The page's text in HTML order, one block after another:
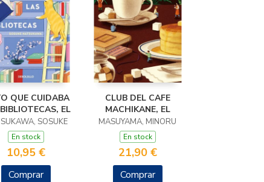
QUE CUIDABA
EL
SOSUKE
En stock
10,95 €
Comprar
CLUB DEL CAFE
MACHIKANE, EL
MASUYAMA, MINORU
En stock
21,90 €
Comprar